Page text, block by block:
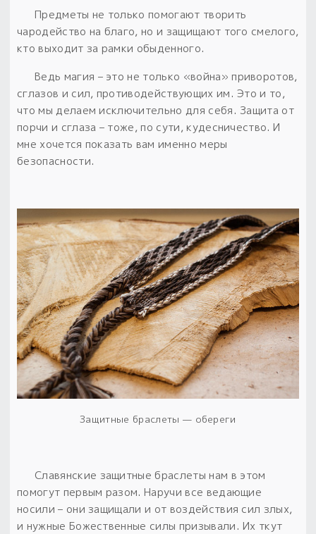
Предметы не только помогают творить
чародейство на благо, но и защищают того смелого,
кто выходит за рамки обыденного.
Ведь магия – это не только «война» приворотов,
сглазов и сил, противодействующих им. Это и то,
что мы делаем исключительно для себя. Защита от
порчи и сглаза – тоже, по сути, кудесничество. И
мне хочется показать вам именно меры
безопасности.
Защитные браслеты — обереги
Славянские защитные браслеты нам в этом
помогут первым разом. Наручи все ведающие
носили – они защищали и от воздействия сил злых,
и нужные Божественные силы призывали. Их ткут